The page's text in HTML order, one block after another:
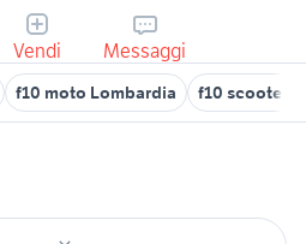
Vendi Messaggi
f10 moto Lombardia f10 scooter